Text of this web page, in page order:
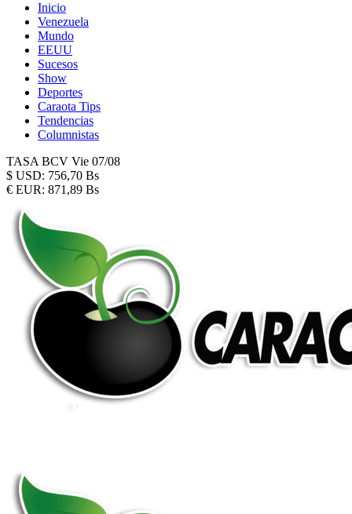
Inicio
Venezuela
Mundo
EEUU
Sucesos
Show
Deportes
Caraota Tips
Tendencias
Columnistas
TASA BCV Vie 07/08
$ USD: 756,70 Bs
€ EUR: 871,89 Bs